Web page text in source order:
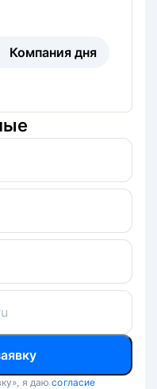
Компания дня
я даю согласие